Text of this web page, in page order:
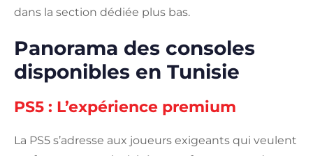
dans la section dédiée plus bas.
Panorama des consoles
disponibles en Tunisie
PS5 : L’expérience premium
La PS5 s’adresse aux joueurs exigeants qui veulent